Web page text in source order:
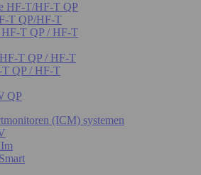
HF-T/HF-T QP
T QP/HF-T
T QP / HF-T
T QP / HF-T
T QP / HF-T
QP
(ICM) systemen